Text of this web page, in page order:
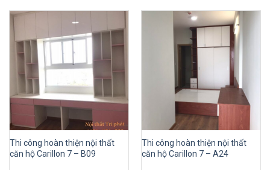
Thi công hoàn thiện nội thất
căn hộ Carillon 7 – B09
Thi công hoàn thiện nội thất
căn hộ Carillon 7 – A24